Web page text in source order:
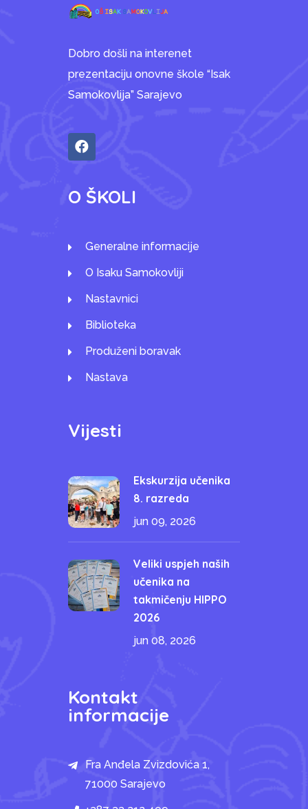
Dobro došli na interenet
prezentaciju onovne škole “Isak
Samokovlija” Sarajevo
O ŠKOLI
Generalne informacije
O Isaku Samokovliji
Nastavnici
Biblioteka
Produženi boravak
Nastava
Vijesti
Ekskurzija učenika
8. razreda
jun 09, 2026
Veliki uspjeh naših
učenika na
takmičenju HIPPO
2026
jun 08, 2026
Kontakt
informacije
Fra Anđela Zvizdovića 1,
71000 Sarajevo